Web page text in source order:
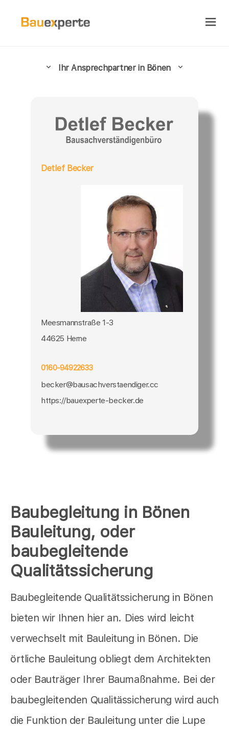
Baubegleitung in Bönen
Bauleitung, oder
baubegleitende
Qualitätssicherung
Baubegleitende Qualitätssicherung in Bönen
bieten wir Ihnen hier an. Dies wird leicht
verwechselt mit Bauleitung in Bönen. Die
örtliche Bauleitung obliegt dem Architekten
oder Bauträger Ihrer Baumaßnahme. Bei der
baubegleitenden Qualitässicherung wird auch
die Funktion der Bauleitung unter die Lupe
Ihr Ansprechpartner in Bönen
Detlef Becker
Meesmannstraße 1-3
44625 Herne
0160-94922633
becker@bausachverstaendiger.cc
https://bauexperte-becker.de